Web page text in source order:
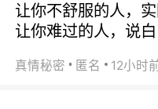
让你不舒服的人，
让你难过的人，说
真情秘密 匿名 12小时